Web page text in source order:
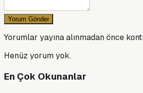
Yorum Gönder
Yorumlar yayına alınmadan önce
Henüz yorum yok.
En Çok Okunanlar